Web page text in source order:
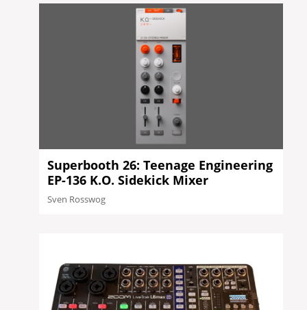
Superbooth 26: Teenage Engineering
EP-136 K.O. Sidekick Mixer
Sven Rosswog